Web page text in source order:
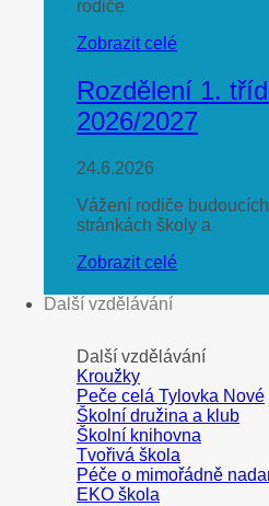
rodiče
Zobrazit celé
Rozdělení 1.
2026/2027
24.6.2026
Vážení rodiče
stránkách školy a
Zobrazit celé
Další vzdělávání
Další vzdělávání
Kroužky
Peče celá Tylovka
Školní družina a klub
Školní knihovna
Tvořivá škola
Péče o mimořádně
EKO škola